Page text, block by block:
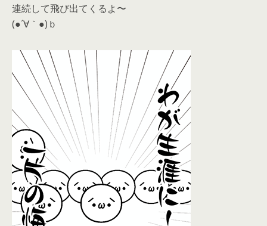
連続して飛び出てくるよ〜
(●´∀｀●)ｂ